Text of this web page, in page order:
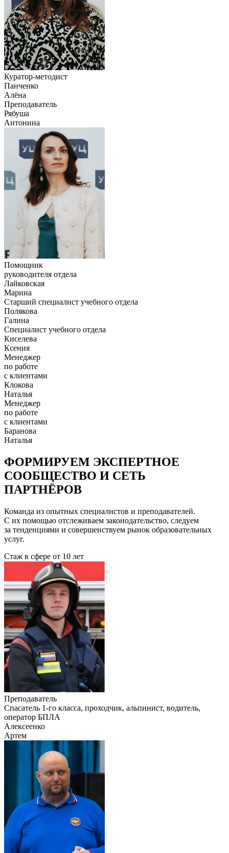
Куратор-методист
Панченко
Алёна
Преподаватель
Рябуша
Антонина
Помощник
руководителя отдела
Лайковская
Марина
Старший специалист учебного отдела
Полякова
Галина
Специалист учебного отдела
Киселева
Ксения
Менеджер
по работе
с клиентами
Клокова
Наталья
Менеджер
по работе
с клиентами
Баранова
Наталья
ФОРМИРУЕМ ЭКСПЕРТНОЕ
СООБЩЕСТВО И СЕТЬ
ПАРТНЁРОВ
Команда из опытных специалистов и преподавателей.
С их помощью отслеживаем законодательство, следуем
за тенденциями и совершенствуем рынок образовательных
услуг.
Стаж в сфере от 10 лет
Преподаватель
Cпасатель 1-го класса, проходчик, альпинист, водитель,
оператор БПЛА
Алексеенко
Артем